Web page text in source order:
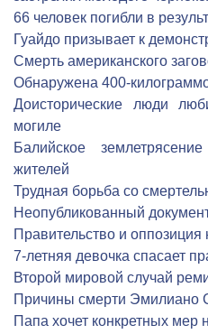
66 человек погибли в
Гуайдо призывает к
Смерть американского
Обнаружена 400-
Доисторические люди
могиле
Балийское
жителей
Трудная борьба со
Неопубликованный
Правительство и оппозиция
7-летняя девочка спасает
Второй мировой случай
Причины смерти Эмилиано
Папа хочет конкретных